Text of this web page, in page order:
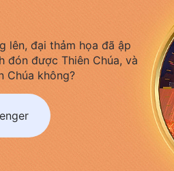
lên, đại thảm họa đã ập
đón được Thiên Chúa, và
Chúa không?